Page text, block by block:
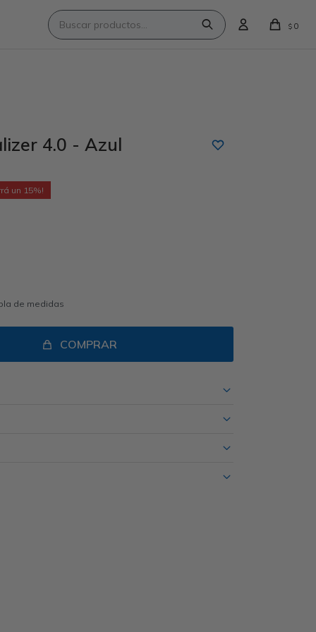
$ 0
4.0 - Azul
15
de medidas
COMPRAR